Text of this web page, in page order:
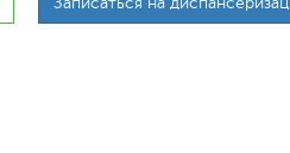
Записаться на